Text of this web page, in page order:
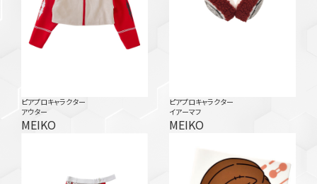
ピアプロキャラクター
アウター
MEIKO
ピアプロキャラクター
イアーマフ
MEIKO